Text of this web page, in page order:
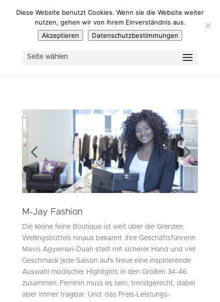
Seite wählen
M-Jay Fashion
Die kleine feine Boutique ist weit über die Grenzen
Wellingsbüttels hinaus bekannt. Ihre Geschäftsführerin
Mavis Agyeman-Duah stellt mit sicherer Hand und viel
Geschmack jede Saison aufs Neue eine inspirierende
Auswahl modischer Highlights in den Größen 34-46
zusammen. Feminin muss es sein, trendgerecht, dabei
aber immer tragbar. Und: das Preis-Leistungs-
Diese Website benutzt Cookies. Wenn sie die Website weiter
nutzen, gehen wir von ihrem Einverständnis aus.
Akzeptieren
Datenschutzbestimmungen